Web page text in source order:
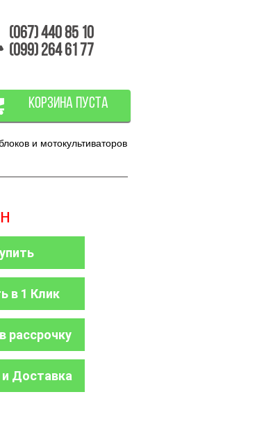
(067) 440 85 10
(099) 264 61 77
КОРЗИНА ПУСТА
и мотокультиваторов
в 1 Клик
рассрочку
Доставка